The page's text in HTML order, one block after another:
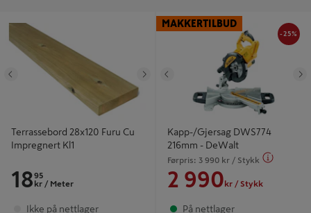
Impregnert Kl1
Tidligere Neste
Terrassebord 28x120 Furu Cu
Impregnert Kl1
1895
kr / Meter
Ikke på nettlager
Kapp-/Gjersag DWS774 216mm -
DeWalt
-25%
Kapp-/Gjersag DWS774
216mm - DeWalt
Førpris: 3 990 kr / Stykk
2 990 kr / Stykk
MAKKERTILBUD
På nettlager